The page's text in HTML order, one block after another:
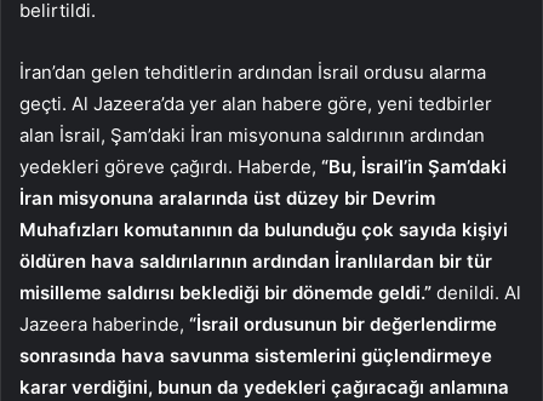
belirtildi.
İran’dan gelen tehditlerin ardından İsrail ordusu alarma
geçti. Al Jazeera’da yer alan habere göre, yeni tedbirler
alan İsrail, Şam’daki İran misyonuna saldırının ardından
yedekleri göreve çağırdı. Haberde, “Bu, İsrail’in Şam’daki
İran misyonuna aralarında üst düzey bir Devrim
Muhafızları komutanının da bulunduğu çok sayıda kişiyi
öldüren hava saldırılarının ardından İranlılardan bir tür
misilleme saldırısı beklediği bir dönemde geldi.” denildi. Al
Jazeera haberinde, “İsrail ordusunun bir değerlendirme
sonrasında hava savunma sistemlerini güçlendirmeye
karar verdiğini, bunun da yedekleri çağıracağı anlamına